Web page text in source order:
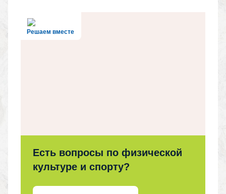
Решаем вместе
Есть вопросы по физической
культуре и спорту?